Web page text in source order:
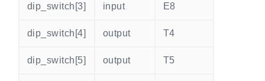
dip_switch[3] input E8
dip_switch[4] output T4
dip_switch[5] output T5